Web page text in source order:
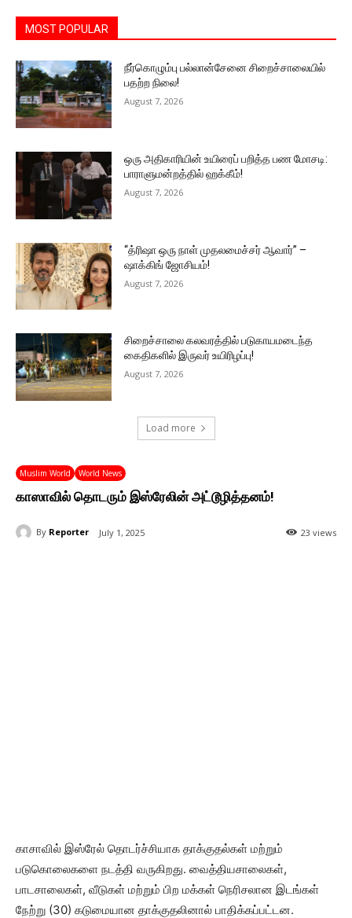
MOST POPULAR
நீர்கொழும்பு பல்லான்சேனை சிறைச்சாலையில்
பதற்ற நிலை!
August 7, 2026
ஒரு அதிகாரியின் உயிரைப் பறித்த பண மோசடி:
பாராளுமன்றத்தில் ஹக்கீம்!
August 7, 2026
“த்ரிஷா ஒரு நாள் முதலமைச்சர் ஆவார்” –
ஷாக்கிங் ஜோசியம்!
August 7, 2026
சிறைச்சாலை கலவரத்தில் படுகாயமடைந்த
கைதிகளில் இருவர் உயிரிழப்பு!
August 7, 2026
Load more
Muslim World World News
காஸாவில் தொடரும் இஸ்ரேலின் அட்டூழித்தனம்!
23 views
By Reporter July 1, 2025
காசாவில் இஸ்ரேல் தொடர்ச்சியாக தாக்குதல்கள் மற்றும்
படுகொலைகளை நடத்தி வருகிறது. வைத்தியசாலைகள்,
பாடசாலைகள், வீடுகள் மற்றும் பிற மக்கள் நெரிசலான இடங்கள்
நேற்று (30) கடுமையான தாக்குதலினால் பாதிக்கப்பட்டன.